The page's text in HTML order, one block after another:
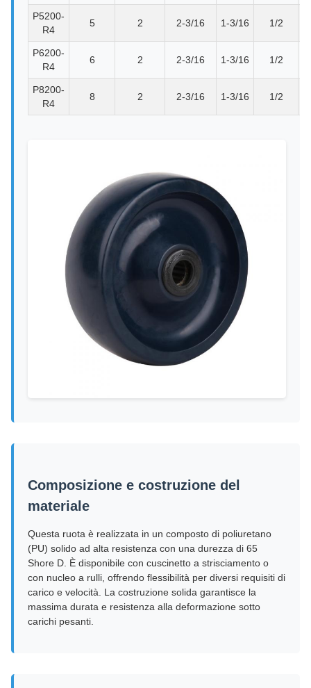
P5200-
R4
5 2 2-3/16 1-3/16 1/2
P6200-
R4
6 2 2-3/16 1-3/16 1/2
P8200-
R4
8 2 2-3/16 1-3/16 1/2
Composizione e costruzione del
materiale
Questa ruota è realizzata in un composto di poliuretano
(PU) solido ad alta resistenza con una durezza di 65
Shore D. È disponibile con cuscinetto a strisciamento o
con nucleo a rulli, offrendo flessibilità per diversi requisiti di
carico e velocità. La costruzione solida garantisce la
massima durata e resistenza alla deformazione sotto
carichi pesanti.